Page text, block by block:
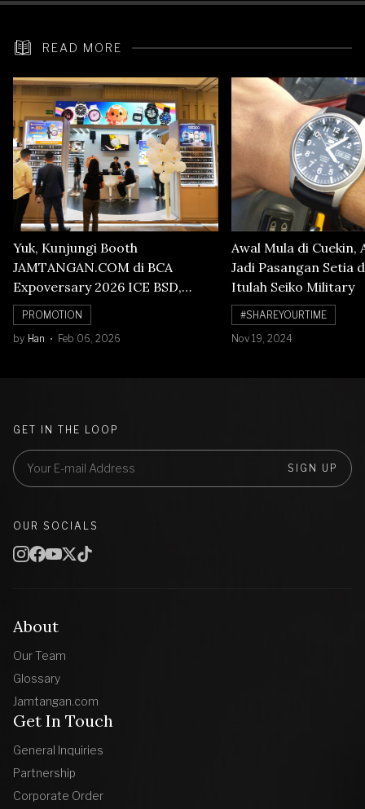
READ MORE
Yuk, Kunjungi Booth
JAMTANGAN.COM di BCA
Expoversary 2026 ICE BSD,
Banyak Diskon Jam Tangan,
Cuma Sampai 8 Februari!
PROMOTION
by Han Feb 06, 2026
Awal Mula di Cuekin,
Jadi Pasangan Setia
Itulah Seiko Military
#SHAREYOURTIME
Nov 19, 2024
About
Our Team
Glossary
Jamtangan.com
Get In Touch
General Inquiries
Partnership
Corporate Order
GET IN THE LOOP
SIGN UP
OUR SOCIALS